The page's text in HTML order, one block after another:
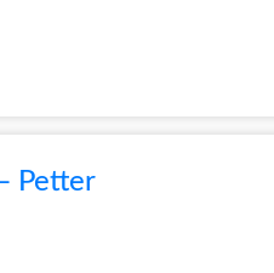
Petter